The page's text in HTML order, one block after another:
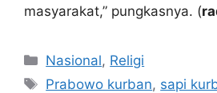
masyarakat,” pungkasnya. (
Kategori
Nasional, Religi
Tag
Prabowo kurban, sapi